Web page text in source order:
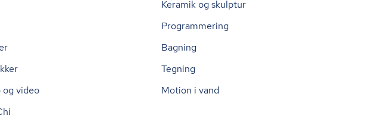
Keramik og skulptur
Programmering
Bagning
Tegning
og video
Motion i vand